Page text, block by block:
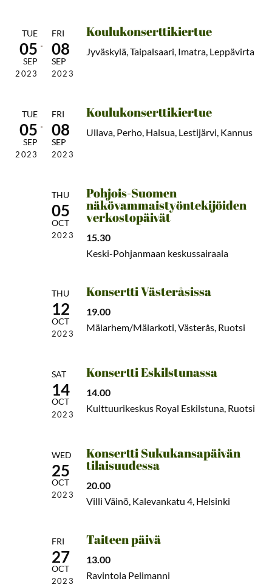
TUE
05
SEP
2023
FRI
08
SEP
2023
Koulukonserttikiertue
Jyväskylä, Taipalsaari, Imatra, Leppävirta
TUE
05
SEP
2023
FRI
08
SEP
2023
Koulukonserttikiertue
Ullava, Perho, Halsua, Lestijärvi, Kannus
THU
05
OCT
2023
Pohjois-Suomen
näkövammaistyöntekijöiden
verkostopäivät
15.30
Keski-Pohjanmaan keskussairaala
THU
12
OCT
2023
Konsertti Västeråsissa
19.00
Mälarhem/Mälarkoti, Västerås, Ruotsi
SAT
14
OCT
2023
Konsertti Eskilstunassa
14.00
Kulttuurikeskus Royal Eskilstuna, Ruotsi
WED
25
OCT
2023
Konsertti Sukukansapäivän
tilaisuudessa
20.00
Villi Väinö, Kalevankatu 4, Helsinki
FRI
27
OCT
2023
Taiteen päivä
13.00
Ravintola Pelimanni